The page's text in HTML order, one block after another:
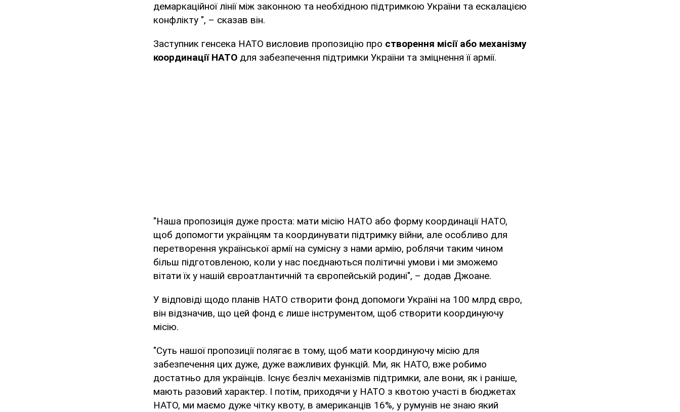
демаркаційної лінії між законною та необхідною підтримкою України та ескалацією
конфлікту ", – сказав він.
Заступник генсека НАТО висловив пропозицію про створення місії або механізму
координації НАТО для забезпечення підтримки України та зміцнення її армії.
"Наша пропозиція дуже проста: мати місію НАТО або форму координації НАТО,
щоб допомогти українцям та координувати підтримку війни, але особливо для
перетворення української армії на сумісну з нами армію, роблячи таким чином
більш підготовленою, коли у нас поєднаються політичні умови і ми зможемо
вітати їх у нашій євроатлантичній та європейській родині", – додав Джоане.
У відповіді щодо планів НАТО створити фонд допомоги Україні на 100 млрд євро,
він відзначив, що цей фонд є лише інструментом, щоб створити координуючу
місію.
"Суть нашої пропозиції полягає в тому, щоб мати координуючу місію для
забезпечення цих дуже, дуже важливих функцій. Ми, як НАТО, вже робимо
достатньо для українців. Існує безліч механізмів підтримки, але вони, як і раніше,
мають разовий характер. І потім, приходячи у НАТО з квотою участі в бюджетах
НАТО, ми маємо дуже чітку квоту, в американців 16%, у румунів не знаю який